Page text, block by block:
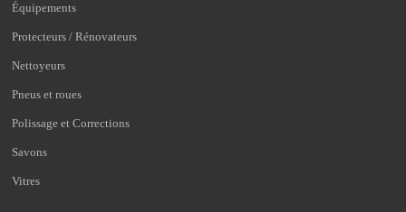
Équipements
Protecteurs / Rénovateurs
Nettoyeurs
Pneus et roues
Polissage et Corrections
Savons
Vitres